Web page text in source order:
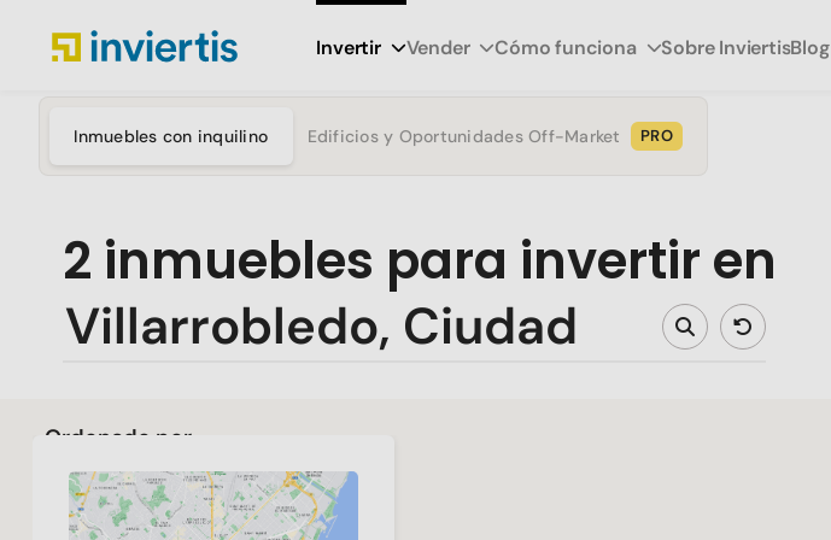
Invertir Vender Cómo funciona Sobre InviertisBlog
Inmuebles con inquilino Edificios y Oportunidades Off-Market PRO
2 inmuebles para invertir en
Ordenado por
Más reciente